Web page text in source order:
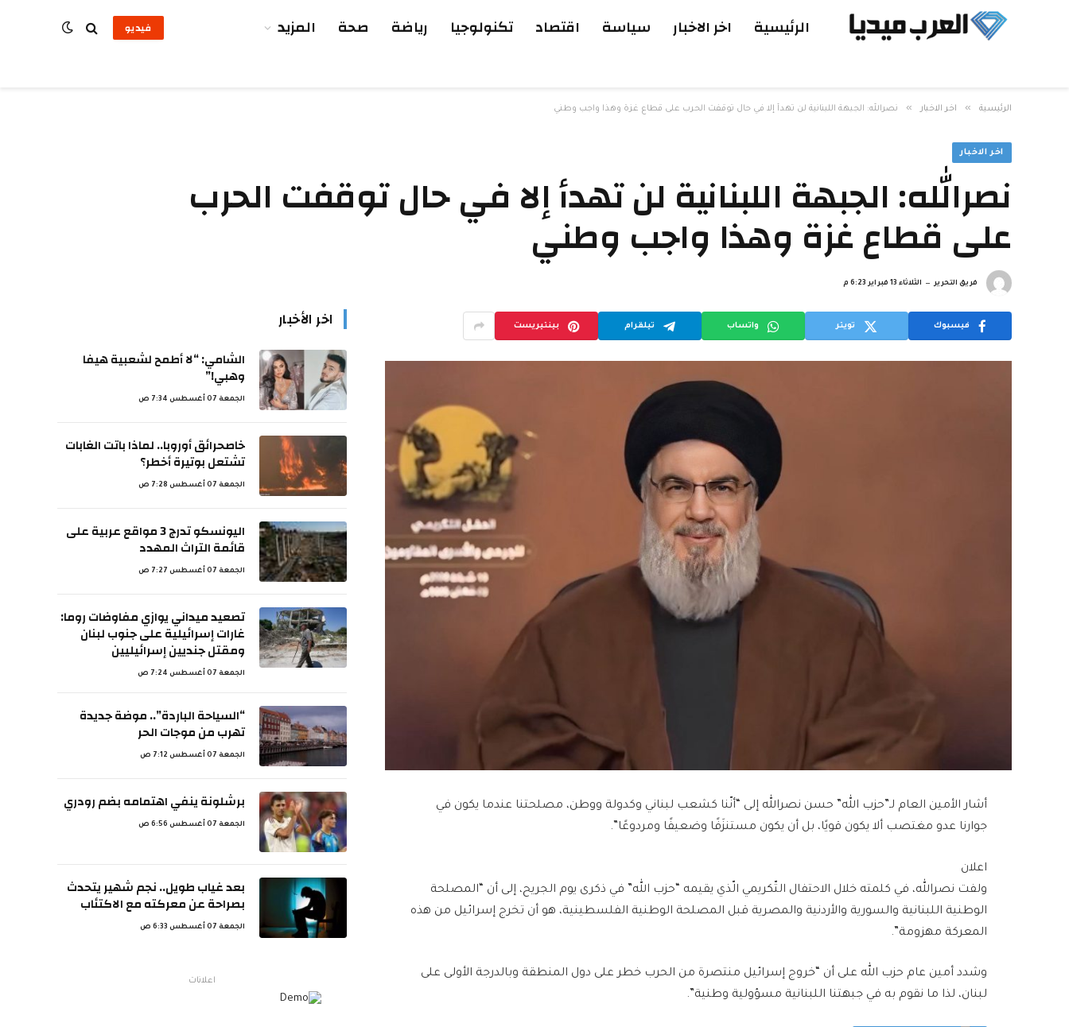
الرئيسية اخر الاخبار سياسة اقتصاد تكنولوجيا رياضة صحة المزيد فيديو
الرئيسية » اخر الاخبار » نصرالله: الجبهة اللبنانية لن تهدأ إلا في حال توقفت الحرب على قطاع غزة وهذا واجب وطني
اخر الاخبار
نصرالله: الجبهة اللبنانية لن تهدأ إلا في حال توقفت الحرب
على قطاع غزة وهذا واجب وطني
فريق التحرير الثلاثاء 13 فبراير 6:23 م
فيسبوك تويتر واتساب تيلقرام بينتيريست
أشار الأمين العام لـ”حزب الله” حسن نصرالله إلى “أنّنا كشعب لبناني وكدولة ووطن، مصلحتنا عندما يكون في
جوارنا عدو مغتصب ألا يكون قويًا، بل أن يكون مستنزَفًا وضعيفًا ومردوعًا”.
اعلان
ولفت نصرالله، في كلمته خلال الاحتفال التّكريمي الّذي يقيمه “حزب الله” في ذكرى يوم الجريح، إلى أن “المصلحة
الوطنية اللبنانية والسورية والأردنية والمصرية قبل المصلحة الوطنية الفلسطينية، هو أن تخرج إسرائيل من هذه
المعركة مهزومة”.
وشدد أمين عام حزب الله على أن “خروج إسرائيل منتصرة من الحرب خطر على دول المنطقة وبالدرجة الأولى على
لبنان، لذا ما نقوم به في جبهتنا اللبنانية مسؤولية وطنية”.
اخر الأخبار
الشامي: “لا أطمح لشعبية هيفا
وهبي!”
الجمعة 07 أغسطس 7:34 ص
خاصحرائق أوروبا.. لماذا باتت الغابات
تشتعل بوتيرة أخطر؟
الجمعة 07 أغسطس 7:28 ص
اليونسكو تدرج 3 مواقع عربية على
قائمة التراث المهدد
الجمعة 07 أغسطس 7:27 ص
تصعيد ميداني يوازي مفاوضات روما:
غارات إسرائيلية على جنوب لبنان
ومقتل جنديين إسرائيليين
الجمعة 07 أغسطس 7:24 ص
“السياحة الباردة”.. موضة جديدة
تهرب من موجات الحر
الجمعة 07 أغسطس 7:12 ص
برشلونة ينفي اهتمامه بضم رودري
الجمعة 07 أغسطس 6:56 ص
بعد غياب طويل.. نجم شهير يتحدث
بصراحة عن معركته مع الاكتئاب
الجمعة 07 أغسطس 6:33 ص
اعلانات